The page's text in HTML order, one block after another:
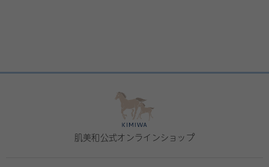
肌美和公式オンラインショップ